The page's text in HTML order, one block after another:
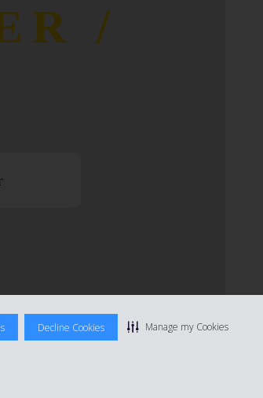
Decline Cookies Manage my Cookies
/